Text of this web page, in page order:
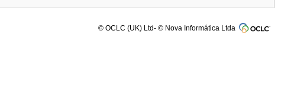
© OCLC (UK) Ltd- © Nova Informática Ltda